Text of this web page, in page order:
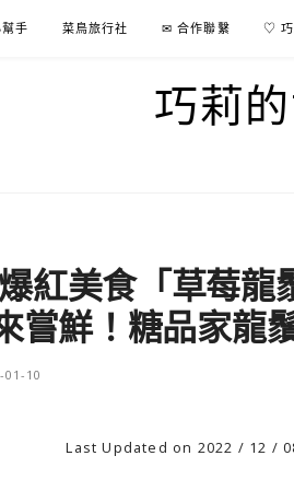
手 菜鳥旅行社 ✉ 合作聯繫 ♡ 巧
巧莉
紅美食「草莓龍
嘗鮮！糖品家龍
01-10
Last Updated on 2022 / 12 /